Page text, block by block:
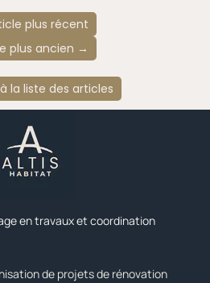
en travaux et coordination
de projets de rénovation
plus récent
plus ancien →
la liste des articles